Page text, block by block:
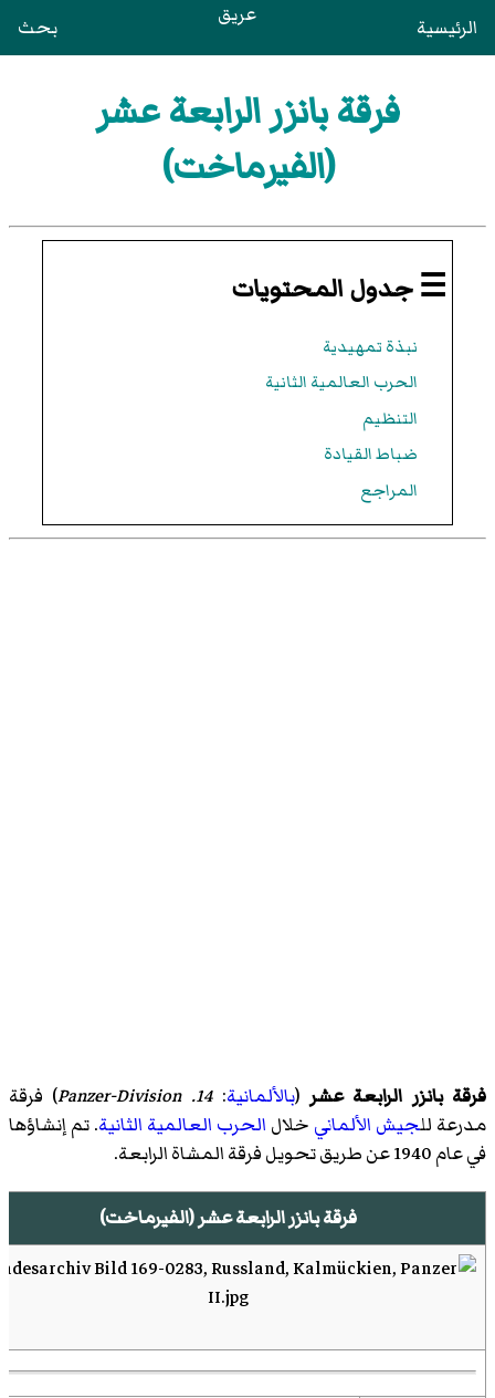
الرئيسية عريق بحث
فرقة بانزر الرابعة عشر
(الفيرماخت)
☰ جدول المحتويات
نبذة تمهيدية
الحرب العالمية الثانية
التنظيم
ضباط القيادة
المراجع
فرقة بانزر الرابعة عشر (بالألمانية:
14. Panzer-Division
)‏ فرقة
مدرعة للجيش الألماني خلال الحرب العالمية الثانية. تم إنشاؤها
في عام 1940 عن طريق تحويل
فرقة المشاة الرابعة.
فرقة بانزر الرابعة عشر (الفيرماخت)